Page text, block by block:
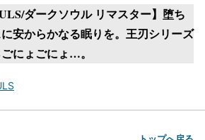
ダークソウル リマスター】堕ち
安からかなる眠りを。王刃シリーズ
にょごにょ…。